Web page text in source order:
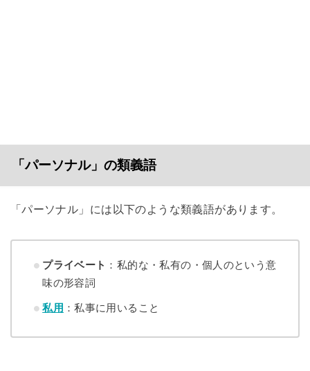
「パーソナル」の類義語
「パーソナル」には以下のような類義語があります。
プライベート ：私的な・私有の・個人のという意
味の形容詞
私用 ：私事に用いること